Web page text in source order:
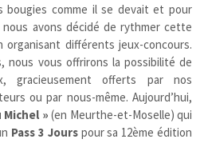
bougies comme il se devait et pour
avons décidé de rythmer cette
organisant différents jeux-concours.
nous vous offrirons la possibilité de
gracieusement offerts par nos
ou par nous-même. Aujourd’hui,
Michel » (en Meurthe-et-Moselle) qui
Pass 3 Jourspour sa 12ème édition